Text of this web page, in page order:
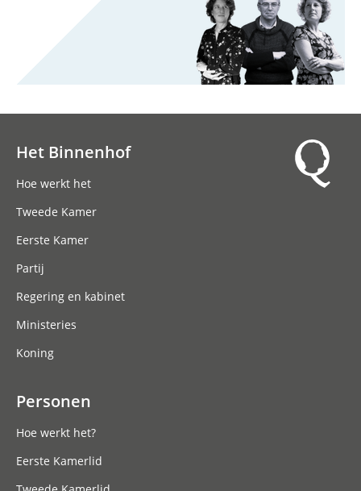
Het Binnenhof
Hoe werkt het
Tweede Kamer
Eerste Kamer
Partij
Regering en kabinet
Ministeries
Koning
Personen
Hoe werkt het?
Eerste Kamerlid